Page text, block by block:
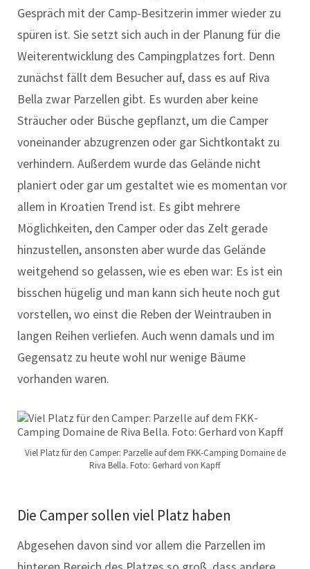
Gespräch mit der Camp-Besitzerin immer wieder zu
spüren ist. Sie setzt sich auch in der Planung für die
Weiterentwicklung des Campingplatzes fort. Denn
zunächst fällt dem Besucher auf, dass es auf Riva
Bella zwar Parzellen gibt. Es wurden aber keine
Sträucher oder Büsche gepflanzt, um die Camper
voneinander abzugrenzen oder gar Sichtkontakt zu
verhindern. Außerdem wurde das Gelände nicht
planiert oder gar um gestaltet wie es momentan vor
allem in Kroatien Trend ist. Es gibt mehrere
Möglichkeiten, den Camper oder das Zelt gerade
hinzustellen, ansonsten aber wurde das Gelände
weitgehend so gelassen, wie es eben war: Es ist ein
bisschen hügelig und man kann sich heute noch gut
vorstellen, wo einst die Reben der Weintrauben in
langen Reihen verliefen. Auch wenn damals und im
Gegensatz zu heute wohl nur wenige Bäume
vorhanden waren.
Viel Platz für den Camper: Parzelle auf dem FKK-Camping Domaine de
Riva Bella. Foto: Gerhard von Kapff
Die Camper sollen viel Platz haben
Abgesehen davon sind vor allem die Parzellen im